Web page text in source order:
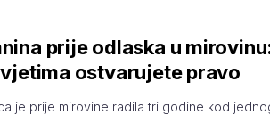
prije odlaska u
ostvarujete pravo
je prije mirovine radila tri godine kod